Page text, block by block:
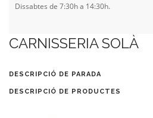
Dissabtes de 7:30h a 14:30h.
CARNISSERIA SOLÀ
DESCRIPCIÓ DE PARADA
DESCRIPCIÓ DE PRODUCTES